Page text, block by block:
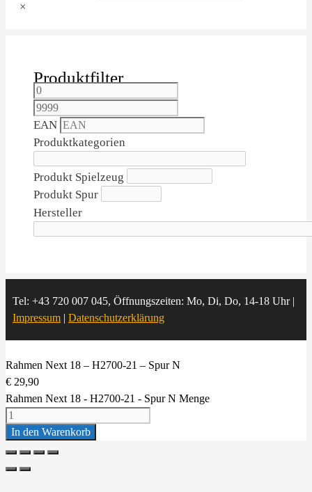
×
Produktfilter
EAN
Produktkategorien
Produkt Spielzeug
Produkt Spur
Hersteller
Tel: +43 720 007 045, Öffnungszeiten: Mo, Di, Do, 14-18 Uhr |
Impressum | Datenschutzerklärung
Rahmen Next 18 – H2700-21 – Spur N
€ 29,90
Rahmen Next 18 - H2700-21 - Spur N Menge
In den Warenkorb